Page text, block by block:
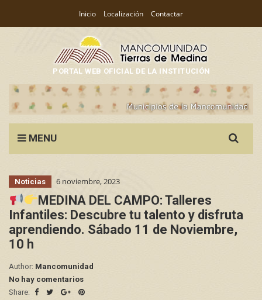
Inicio Localización Contactar
PORTAL WEB OFICIAL DE LA INSTITUCIÓN
MENU
for:
Noticias 6 noviembre, 2023
MEDINA DEL CAMPO: Talleres
Infantiles: Descubre tu talento y disfruta
aprendiendo. Sábado 11 de Noviembre,
10 h
Author: Mancomunidad
No hay comentarios
Share: